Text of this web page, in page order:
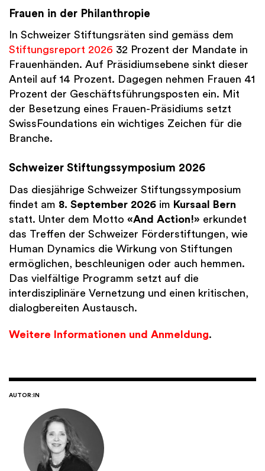
Frauen in der Philanthropie
In Schweizer Stiftungsräten sind gemäss dem
Stiftungsreport 2026 32 Prozent der Mandate in
Frauenhänden. Auf Präsidiumsebene sinkt dieser
Anteil auf 14 Prozent. Dagegen nehmen Frauen 41
Prozent der Geschäftsführungsposten ein. Mit
der Besetzung eines Frauen-Präsidiums setzt
SwissFoundations ein wichtiges Zeichen für die
Branche.
Schweizer Stiftungssymposium 2026
Das diesjährige Schweizer Stiftungssymposium
findet am 8. September 2026 im Kursaal Bern
statt. Unter dem Motto «And Action!» erkundet
das Treffen der Schweizer Förderstiftungen, wie
Human Dynamics die Wirkung von Stiftungen
ermöglichen, beschleunigen oder auch hemmen.
Das vielfältige Programm setzt auf die
interdisziplinäre Vernetzung und einen kritischen,
dialogbereiten Austausch.
Weitere Informationen und Anmeldung.
AUTOR:IN